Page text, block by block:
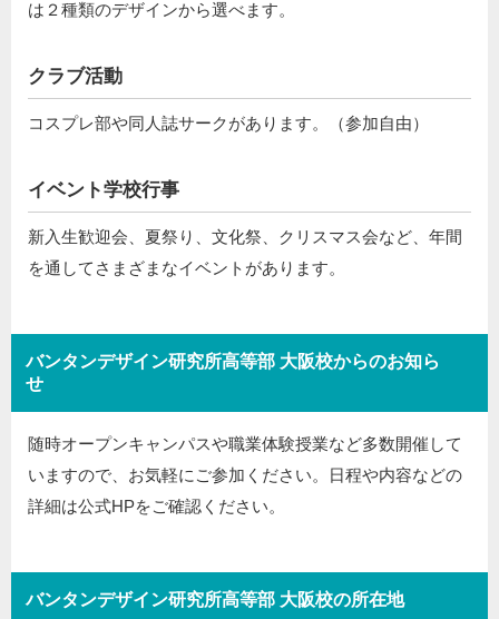
は２種類のデザインから選べます。
クラブ活動
コスプレ部や同人誌サークがあります。（参加自由）
イベント学校行事
新入生歓迎会、夏祭り、文化祭、クリスマス会など、年間
を通してさまざまなイベントがあります。
バンタンデザイン研究所高等部 大阪校からのお知ら
せ
随時オープンキャンパスや職業体験授業など多数開催して
いますので、お気軽にご参加ください。日程や内容などの
詳細は公式HPをご確認ください。
バンタンデザイン研究所高等部 大阪校の所在地